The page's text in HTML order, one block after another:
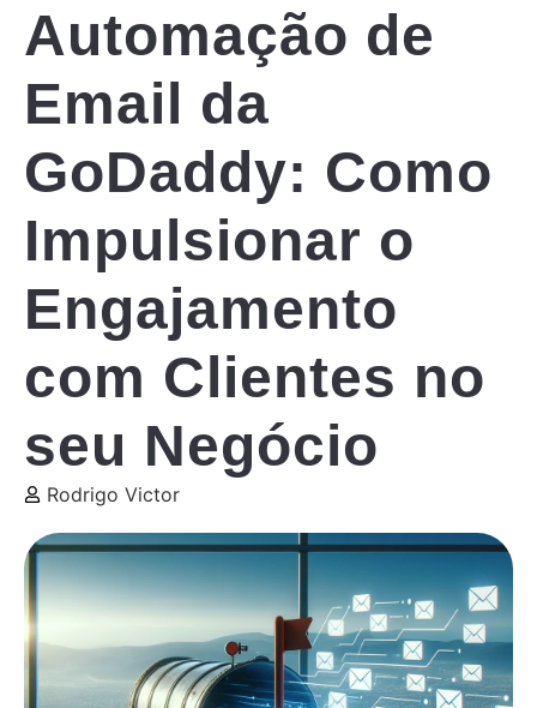
Automação de
Email da
GoDaddy: Como
Impulsionar o
Engajamento
com Clientes no
seu Negócio
Rodrigo Victor